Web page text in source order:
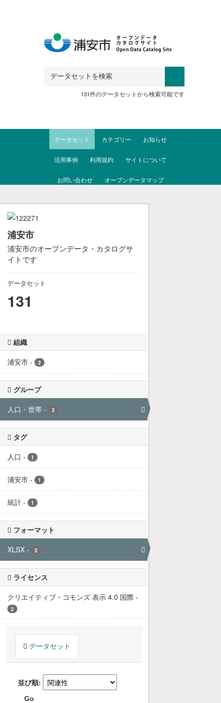
131件のデータセットから検索可能です
データセット カテゴリー お知らせ
活用事例 利用規約 サイトについて
お問い合わせ オープンデータマップ
浦安市
浦安市のオープンデータ・カタログサ
イトです
データセット
131
組織
浦安市 - 2
グループ
人口・世帯 - 2
タグ
人口 - 1
浦安市 - 1
統計 - 1
フォーマット
XLSX - 2
ライセンス
クリエイティブ・コモンズ 表示 4.0 国際 -
2
データセット
並び順
Go